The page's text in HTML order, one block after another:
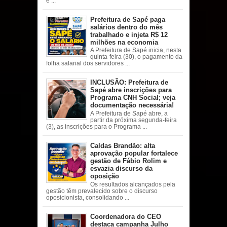
Prefeitura de Sapé paga
salários dentro do mês
trabalhado e injeta R$ 12
milhões na economia
A Prefeitura de Sapé inicia, nesta
quinta-feira (30), o pagamento da
folha salarial dos servidores ...
INCLUSÃO: Prefeitura de
Sapé abre inscrições para
Programa CNH Social; veja
documentação necessária!
A Prefeitura de Sapé abre, a
partir da próxima segunda-feira
(3), as inscrições para o Programa ...
Caldas Brandão: alta
aprovação popular fortalece
gestão de Fábio Rolim e
esvazia discurso da
oposição
Os resultados alcançados pela
gestão têm prevalecido sobre o discurso
oposicionista, consolidando ...
Coordenadora do CEO
destaca campanha Julho